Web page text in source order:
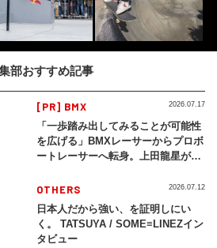
部おすすめ記事
[PR] BMX
「一歩踏み出してみることが可能性
を広げる」BMXレーサーからプロボ
ートレーサーへ転身。上田龍星が体
2026.07.17
OTHERS
日本人だから強い、を証明しにい
く。 TATSUYA / SOME≡LINEZイン
タビュー
2026.07.12